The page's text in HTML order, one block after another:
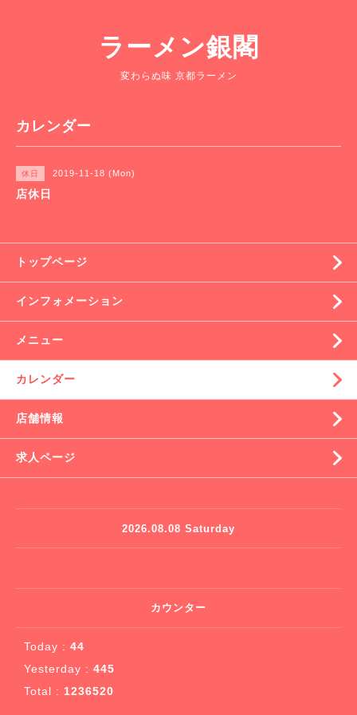
ラーメン銀閣
変わらぬ味 京都ラーメン
カレンダー
休日 2019-11-18 (Mon)
店休日
トップページ
インフォメーション
メニュー
カレンダー
店舗情報
求人ページ
2026.08.08 Saturday
カウンター
Today : 44
Yesterday : 445
Total : 1236520